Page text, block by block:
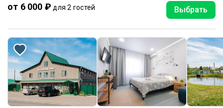
от 6 000 ₽ для 2 гостей Выбрать